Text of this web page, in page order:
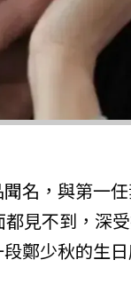
名，與第一
見不到，深
鄭少秋的生